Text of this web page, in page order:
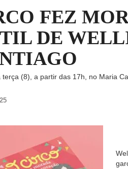
FEZ
DE
terça (8), a partir das 17h, no Maria